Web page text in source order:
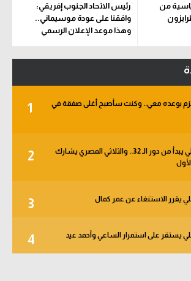
من
رئيس الاتحاد الجنوب إفريقي:
وافقنا على عودة موسيماني..
وهذا موعد الإعلان الرسمي
1
يلتزم بوعده معي.. وكنت سأصبح أغلى صفقة في
2
خبر في الجول - الأهلي يبدأ من دور الـ 32.. والثلاثي المصري يشارك
3 يقرر الاستنغاء عن عمر كمال
4 يستقر على استمرار الساعي وأحمد عيد